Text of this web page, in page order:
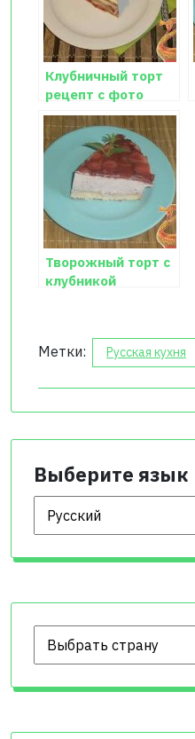
Клубничный торт
рецепт с фото
Творожный торт с
клубникой
Метки:
Русская кухня
Выберите язык
Выберите язык